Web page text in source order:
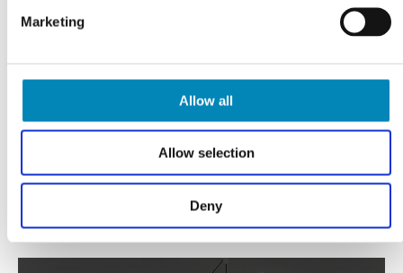
Marketing
Allow all
Allow selection
Deny
Professionel rådgivning